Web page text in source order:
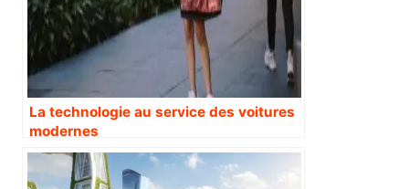
La technologie au service des voitures
modernes